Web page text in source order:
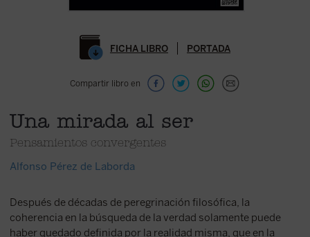
FICHA LIBRO PORTADA
Compartir libro en
Una mirada al ser
Pensamientos convergentes
Alfonso Pérez de Laborda
Después de décadas de peregrinación filosófica, la
coherencia en la búsqueda de la verdad solamente puede
haber quedado definida por la realidad misma, que en la